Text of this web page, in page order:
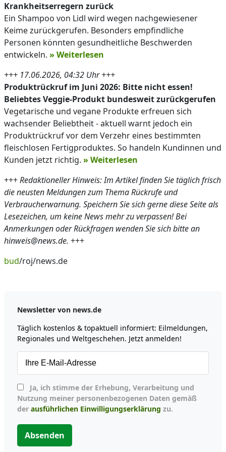
Krankheitserregern zurück
Ein Shampoo von Lidl wird wegen nachgewiesener
Keime zurückgerufen. Besonders empfindliche
Personen könnten gesundheitliche Beschwerden
entwickeln. » Weiterlesen
+++ 17.06.2026, 04:32 Uhr +++
Produktrückruf im Juni 2026: Bitte nicht essen!
Beliebtes Veggie-Produkt bundesweit zurückgerufen
Vegetarische und vegane Produkte erfreuen sich
wachsender Beliebtheit - aktuell warnt jedoch ein
Produktrückruf vor dem Verzehr eines bestimmten
fleischlosen Fertigproduktes. So handeln Kundinnen und
Kunden jetzt richtig. » Weiterlesen
+++Redaktioneller Hinweis: Im Artikel finden Sie täglich frisch
die neusten Meldungen zum Thema Rückrufe und
Verbraucherwarnung. Speichern Sie sich gerne diese Seite als
Lesezeichen, um keine News mehr zu verpassen! Bei
Anmerkungen oder Rückfragen wenden Sie sich bitte an
hinweis@news.de. +++
bud/roj/news.de
Newsletter von news.de
Täglich kostenlos & topaktuell informiert: Eilmeldungen,
Regionales und Weltgeschehen. Jetzt anmelden!
Nutzung meiner personenbezogenen Daten gemäß
der ausführlichen Einwilligungserklärung zu.
Absenden